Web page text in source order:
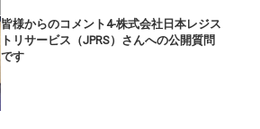
皆様からのコメント4-株式会社日本レジス
トリサービス（JPRS）さんへの公開質問
です